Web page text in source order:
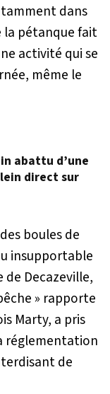
dans
la pétanque fait
activité qui se
même le
abattu d’une
direct sur
boules de
insupportable
Decazeville,
» rapporte
Marty, a pris
réglementation
de